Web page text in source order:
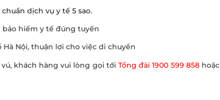
dịch vụ y tế 5 sao.
hiểm y tế đúng tuyến
Nội, thuận lợi cho việc di chuyển
khách hàng vui lòng gọi tớiTổng đài 1900 599 858hoặc